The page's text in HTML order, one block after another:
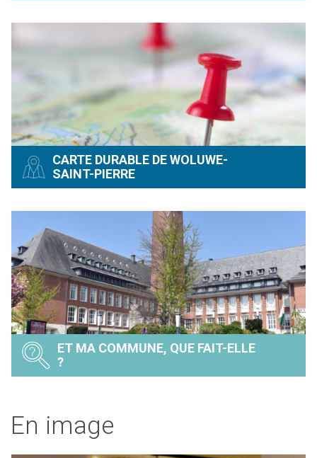
CARTE DURABLE DE WOLUWE-
SAINT-PIERRE
ET MA COMMUNE, QUE FAIT-ELLE
?
En image